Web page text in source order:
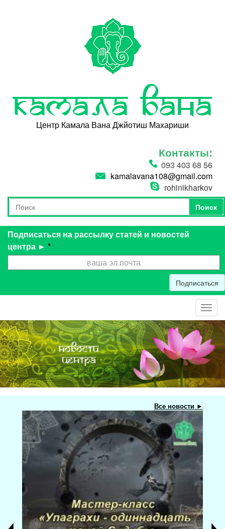
Камала Вана
Центр Камала Вана Джйотиш Махариши
Контакты:
093 403 68 56
kamalavana108@gmail.com
rohinikharkov
Форма поиска
Поиск
Поиск
Подписаться на рассылку статей и новостей
центра ► *
Подписаться
Все новости ►